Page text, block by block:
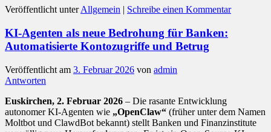
Veröffentlicht unter Allgemein | Schreibe einen Kommentar
KI-Agenten als neue Bedrohung für Banken:
Automatisierte Kontozugriffe und Betrug
Veröffentlicht am 3. Februar 2026 von admin
Antworten
Euskirchen, 2. Februar 2026 – Die rasante Entwicklung
autonomer KI-Agenten wie „OpenClaw“ (früher unter dem Namen
Moltbot und ClawdBot bekannt) stellt Banken und Finanzinstitute